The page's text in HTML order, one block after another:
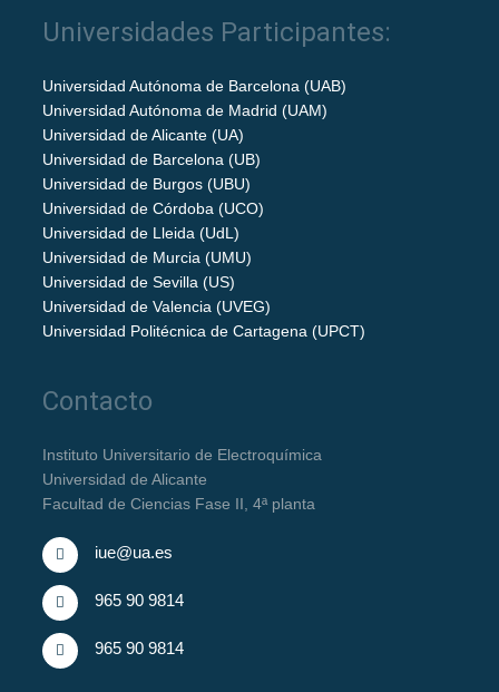
Universidades Participantes:
Universidad Autónoma de Barcelona (UAB)
Universidad Autónoma de Madrid (UAM)
Universidad de Alicante (UA)
Universidad de Barcelona (UB)
Universidad de Burgos (UBU)
Universidad de Córdoba (UCO)
Universidad de Lleida (UdL)
Universidad de Murcia (UMU)
Universidad de Sevilla (US)
Universidad de Valencia (UVEG)
Universidad Politécnica de Cartagena (UPCT)
Contacto
Instituto Universitario de Electroquímica
Universidad de Alicante
Facultad de Ciencias Fase II, 4ª planta
iue@ua.es
965 90 9814
965 90 9814